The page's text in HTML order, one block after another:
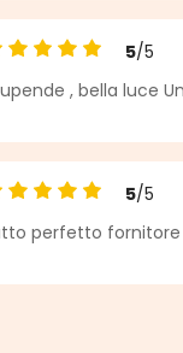
5/5
, bella luce
5/5
perfetto fornitore